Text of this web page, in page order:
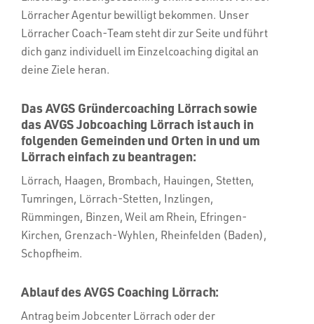
Lörracher Agentur bewilligt bekommen. Unser
Lörracher Coach-Team steht dir zur Seite und führt
dich ganz individuell im Einzelcoaching digital an
deine Ziele heran.
Das AVGS Gründercoaching Lörrach sowie
das AVGS Jobcoaching Lörrach ist auch in
folgenden Gemeinden und Orten in und um
Lörrach einfach zu beantragen:
Lörrach, Haagen, Brombach, Hauingen, Stetten,
Tumringen, Lörrach-Stetten, Inzlingen,
Rümmingen, Binzen, Weil am Rhein, Efringen-
Kirchen, Grenzach-Wyhlen, Rheinfelden (Baden),
Schopfheim.
Ablauf des AVGS Coaching Lörrach:
Antrag beim Jobcenter Lörrach oder der